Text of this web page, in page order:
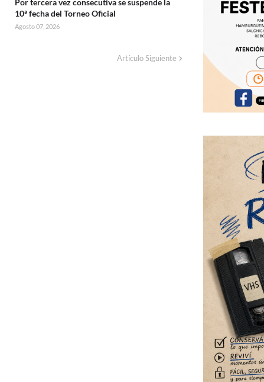
Por tercera vez consecutiva se suspende la
10ª fecha del Torneo Oficial
Agosto 07, 2026
Artículo Siguiente